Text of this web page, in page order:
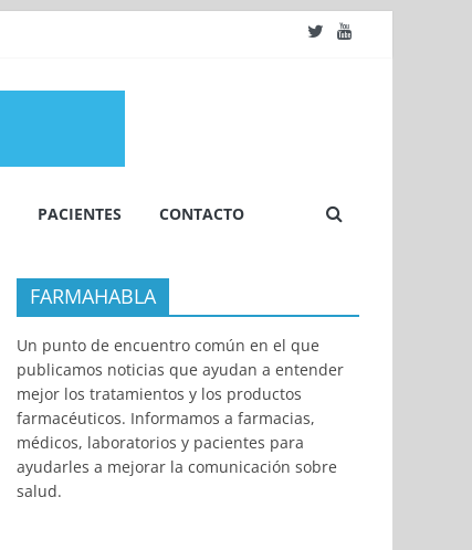
PACIENTES CONTACTO
FARMAHABLA
Un punto de encuentro común en el que
publicamos noticias que ayudan a entender
mejor los tratamientos y los productos
farmacéuticos. Informamos a farmacias,
médicos, laboratorios y pacientes para
ayudarles a mejorar la comunicación sobre
salud.